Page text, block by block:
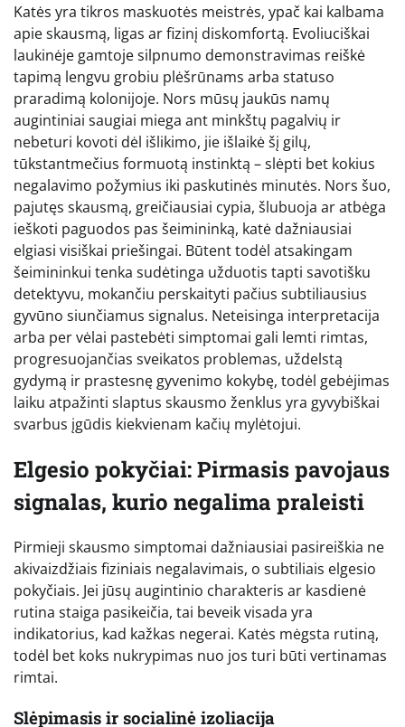
Katės yra tikros maskuotės meistrės, ypač kai kalbama
apie skausmą, ligas ar fizinį diskomfortą. Evoliuciškai
laukinėje gamtoje silpnumo demonstravimas reiškė
tapimą lengvu grobiu plėšrūnams arba statuso
praradimą kolonijoje. Nors mūsų jaukūs namų
augintiniai saugiai miega ant minkštų pagalvių ir
nebeturi kovoti dėl išlikimo, jie išlaikė šį gilų,
tūkstantmečius formuotą instinktą – slėpti bet kokius
negalavimo požymius iki paskutinės minutės. Nors šuo,
pajutęs skausmą, greičiausiai cypia, šlubuoja ar atbėga
ieškoti paguodos pas šeimininką, katė dažniausiai
elgiasi visiškai priešingai. Būtent todėl atsakingam
šeimininkui tenka sudėtinga užduotis tapti savotišku
detektyvu, mokančiu perskaityti pačius subtiliausius
gyvūno siunčiamus signalus. Neteisinga interpretacija
arba per vėlai pastebėti simptomai gali lemti rimtas,
progresuojančias sveikatos problemas, uždelstą
gydymą ir prastesnę gyvenimo kokybę, todėl gebėjimas
laiku atpažinti slaptus skausmo ženklus yra gyvybiškai
svarbus įgūdis kiekvienam kačių mylėtojui.
Elgesio pokyčiai: Pirmasis pavojaus
signalas, kurio negalima praleisti
Pirmieji skausmo simptomai dažniausiai pasireiškia ne
akivaizdžiais fiziniais negalavimais, o subtiliais elgesio
pokyčiais. Jei jūsų augintinio charakteris ar kasdienė
rutina staiga pasikeičia, tai beveik visada yra
indikatorius, kad kažkas negerai. Katės mėgsta rutiną,
todėl bet koks nukrypimas nuo jos turi būti vertinamas
rimtai.
Slėpimasis ir socialinė izoliacija